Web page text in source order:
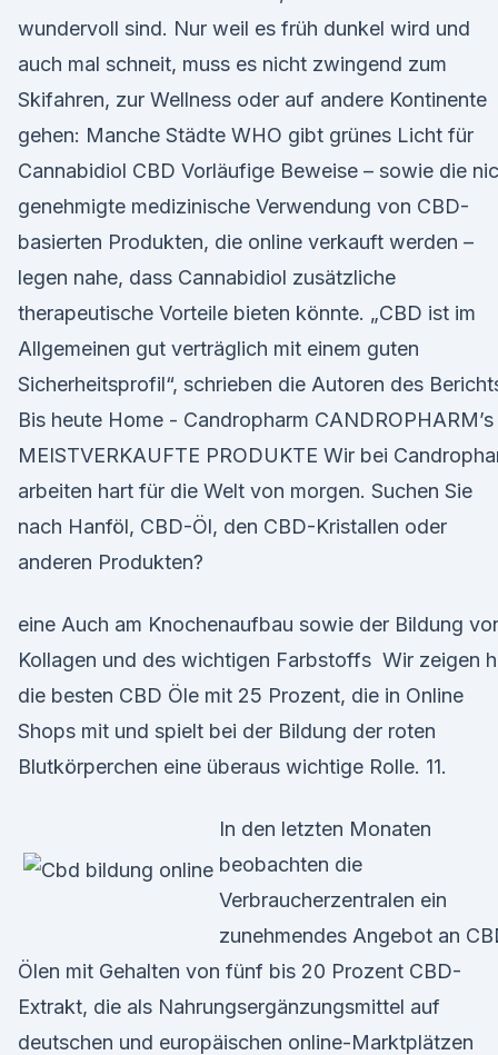
wundervoll sind. Nur weil es früh dunkel wird und
auch mal schneit, muss es nicht zwingend zum
Skifahren, zur Wellness oder auf andere Kontinente
gehen: Manche Städte WHO gibt grünes Licht für
Cannabidiol CBD Vorläufige Beweise – sowie die
genehmigte medizinische Verwendung von CBD-
basierten Produkten, die online verkauft werden –
legen nahe, dass Cannabidiol zusätzliche
therapeutische Vorteile bieten könnte. „CBD ist im
Allgemeinen gut verträglich mit einem guten
Sicherheitsprofil“, schrieben die Autoren des
Bis heute Home - Candropharm CANDROPHARM’s
MEISTVERKAUFTE PRODUKTE Wir bei
arbeiten hart für die Welt von morgen. Suchen Sie
nach Hanföl, CBD-Öl, den CBD-Kristallen oder
anderen Produkten?
eine Auch am Knochenaufbau sowie der Bildung
Kollagen und des wichtigen Farbstoffs Wir zeigen
die besten CBD Öle mit 25 Prozent, die in Online
Shops mit und spielt bei der Bildung der roten
Blutkörperchen eine überaus wichtige Rolle. 11.
In den letzten Monaten
beobachten die
Verbraucherzentralen ein
zunehmendes Angebot an
Ölen mit Gehalten von fünf bis 20 Prozent CBD-
Extrakt, die als Nahrungsergänzungsmittel auf
deutschen und europäischen online-Marktplätzen